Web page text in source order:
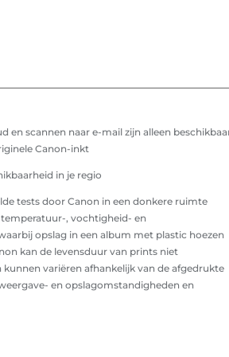
en scannen naar e-mail zijn alleen
Canon-inkt
in je regio
tests door Canon in een donkere ruimte
, vochtigheid- en
opslag in een album met plastic hoezen
kan de levensduur van prints niet
kunnen variëren afhankelijk van de afgedrukte
en opslagomstandigheden en